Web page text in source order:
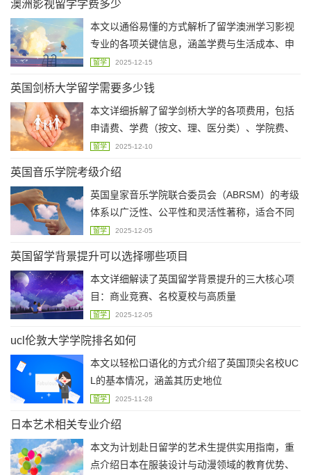
澳洲影视留学学费多少
本文以通俗易懂的方式解析了留学澳洲学习影视
专业的各项关键信息，涵盖学费与生活成本、申
请条件、作品集准备
留学 2025-12-15
英国剑桥大学留学需要多少钱
本文详细拆解了留学剑桥大学的各项费用，包括
申请费、学费（按文、理、医分类）、学院费、
生活费与住宿费，并给出了省钱技巧和实用建
学预算，避免经济盲区。
留学 2025-12-10
英国音乐学院考级介绍
英国皇家音乐学院联合委员会（ABRSM）的考级
体系以广泛性、公平性和灵活性著称，适合不同
年龄、国籍及残障人士参与。考试涵盖
留学 2025-12-05
英国留学背景提升可以选择哪些项目
本文详细解读了英国留学背景提升的三大核心项
目：商业竞赛、名校夏校与高质量
留学 2025-12-05
ucl伦敦大学学院排名如何
本文以轻松口语化的方式介绍了英国顶尖名校UC
L的基本情况，涵盖其历史地位
留学 2025-11-28
日本艺术相关专业介绍
本文为计划赴日留学的艺术生提供实用指南，重
点介绍日本在服装设计与动漫领域的教育优势、